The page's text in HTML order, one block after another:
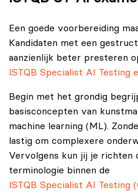
Een goede voorbereiding
Kandidaten met een
aanzienlijk beter presteren
ISTQB Specialist AI Testing
Begin met het grondig
basisconcepten van
machine learning (ML).
lastig om complexere
Vervolgens kun jij je richten
terminologie binnen de
ISTQB Specialist AI Testing